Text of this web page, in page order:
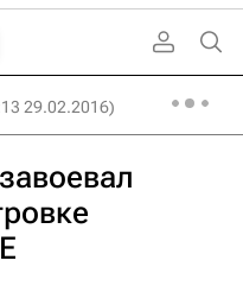
29.02.2016)